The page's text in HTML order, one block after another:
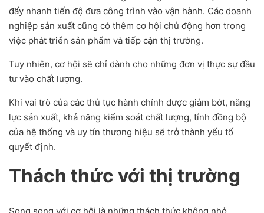
đẩy nhanh tiến độ đưa công trình vào vận hành. Các doanh
nghiệp sản xuất cũng có thêm cơ hội chủ động hơn trong
việc phát triển sản phẩm và tiếp cận thị trường.
Tuy nhiên, cơ hội sẽ chỉ dành cho những đơn vị thực sự đầu
tư vào chất lượng.
Khi vai trò của các thủ tục hành chính được giảm bớt, năng
lực sản xuất, khả năng kiểm soát chất lượng, tính đồng bộ
của hệ thống và uy tín thương hiệu sẽ trở thành yếu tố
quyết định.
Thách thức với thị trường
Song song với cơ hội là những thách thức không nhỏ.